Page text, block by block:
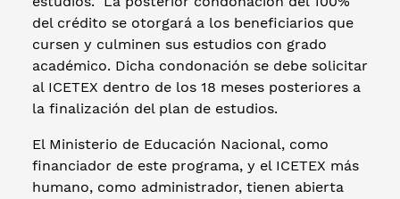
del crédito se otorgará a los beneficiarios que
cursen y culminen sus estudios con grado
académico. Dicha condonación se debe solicitar
al ICETEX dentro de los 18 meses posteriores a
la finalización del plan de estudios.
El Ministerio de Educación Nacional, como
financiador de este programa, y el ICETEX más
humano, como administrador, tienen abierta